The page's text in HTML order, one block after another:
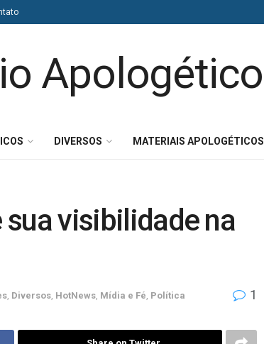
DIVERSOS MATERIAIS APOLOGÉTICOS
sua visibilidade na
Diversos HotNews Mídia e Fé Política 1